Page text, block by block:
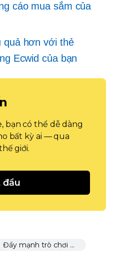
cáo mua sắm của
quả hơn với thẻ
Ecwid của bạn
bạn có thể dễ dàng
bất kỳ ai — qua
giới.
đầu
Đẩy mạnh trò chơi kinh doanh của bạn